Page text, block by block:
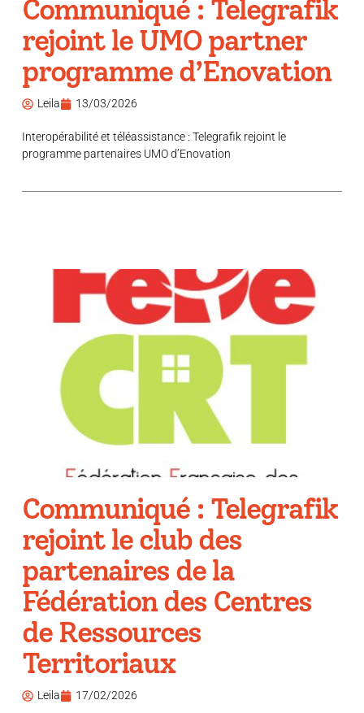
Communiqué : Telegrafik
rejoint le UMO partner
programme d’Enovation
Leila 13/03/2026
Interopérabilité et téléassistance : Telegrafik rejoint le
programme partenaires UMO d’Enovation
Communiqué : Telegrafik
rejoint le club des
partenaires de la
Fédération des Centres
de Ressources
Territoriaux
Leila 17/02/2026